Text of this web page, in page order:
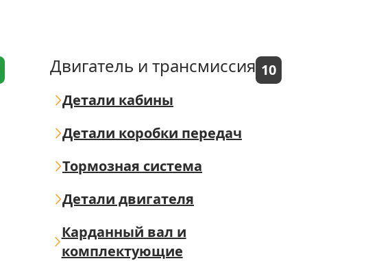
Двигатель и трансмиссия 10
Детали кабины
Детали коробки передач
Тормозная система
Детали двигателя
Карданный вал и
комплектующие